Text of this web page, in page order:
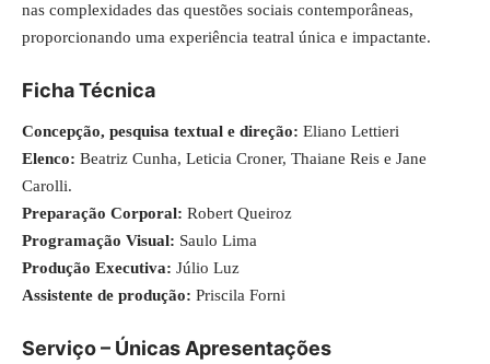
nas complexidades das questões sociais contemporâneas,
proporcionando uma experiência teatral única e impactante.
Ficha Técnica
Concepção, pesquisa textual e direção: Eliano Lettieri
Elenco: Beatriz Cunha, Leticia Croner, Thaiane Reis e Jane
Carolli.
Preparação Corporal: Robert Queiroz
Programação Visual: Saulo Lima
Produção Executiva: Júlio Luz
Assistente de produção: Priscila Forni
Serviço – Únicas Apresentações